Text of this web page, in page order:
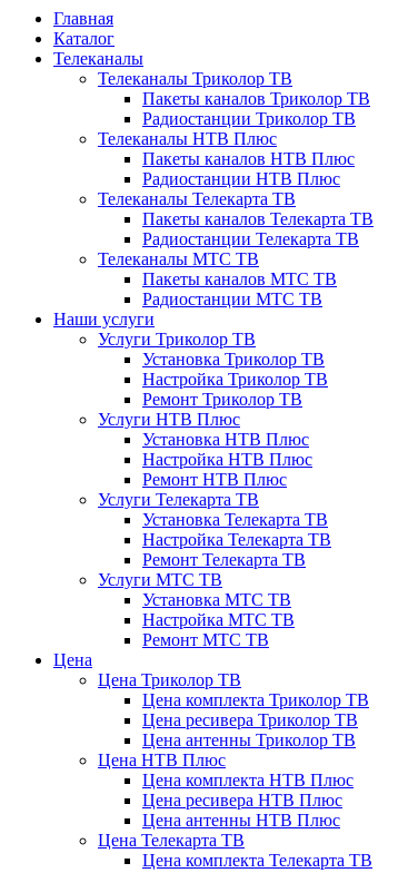
Главная
Каталог
Телеканалы
Телеканалы Триколор ТВ
Пакеты каналов Триколор ТВ
Радиостанции Триколор ТВ
Телеканалы НТВ Плюс
Пакеты каналов НТВ Плюс
Радиостанции НТВ Плюс
Телеканалы Телекарта ТВ
Пакеты каналов Телекарта ТВ
Радиостанции Телекарта ТВ
Телеканалы МТС ТВ
Пакеты каналов МТС ТВ
Радиостанции МТС ТВ
Наши услуги
Услуги Триколор ТВ
Установка Триколор ТВ
Настройка Триколор ТВ
Ремонт Триколор ТВ
Услуги НТВ Плюс
Установка НТВ Плюс
Настройка НТВ Плюс
Ремонт НТВ Плюс
Услуги Телекарта ТВ
Установка Телекарта ТВ
Настройка Телекарта ТВ
Ремонт Телекарта ТВ
Услуги МТС ТВ
Установка МТС ТВ
Настройка МТС ТВ
Ремонт МТС ТВ
Цена
Цена Триколор ТВ
Цена комплекта Триколор ТВ
Цена ресивера Триколор ТВ
Цена антенны Триколор ТВ
Цена НТВ Плюс
Цена комплекта НТВ Плюс
Цена ресивера НТВ Плюс
Цена антенны НТВ Плюс
Цена Телекарта ТВ
Цена комплекта Телекарта ТВ